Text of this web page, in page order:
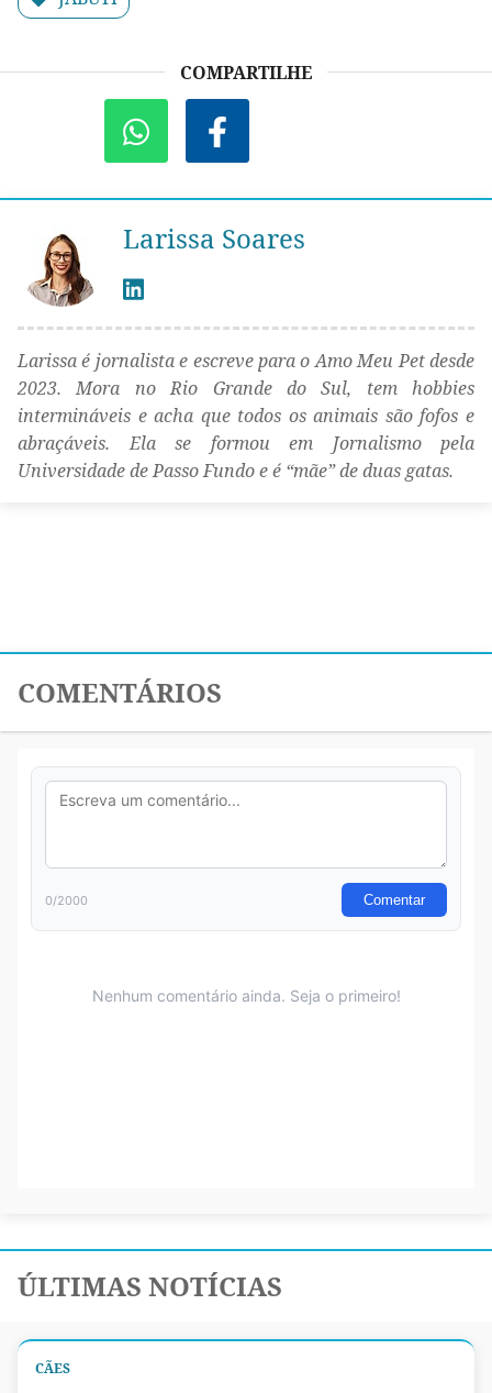
COMPARTILHE
Larissa Soares
Larissa é jornalista e escreve para o Amo Meu Pet desde
2023. Mora no Rio Grande do Sul, tem hobbies
intermináveis e acha que todos os animais são fofos e
abraçáveis. Ela se formou em Jornalismo pela
Universidade de Passo Fundo e é “mãe” de duas gatas.
COMENTÁRIOS
ÚLTIMAS NOTÍCIAS
CÃES